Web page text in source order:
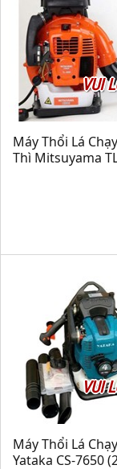
VUI
Máy Thổi Lá
Thì Mitsuyama
VUI
Máy Thổi Lá
Yataka CS-7650